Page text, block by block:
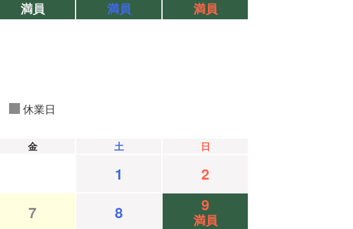
満員 満員 満員
休業日
金 土 日
1
2
7 8 9
満員